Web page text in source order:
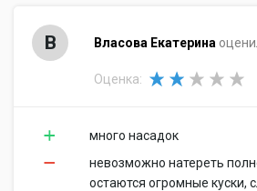
В Власова Екатерина
Оценка:
много насадок
невозможно натереть
остаются огромные куски,